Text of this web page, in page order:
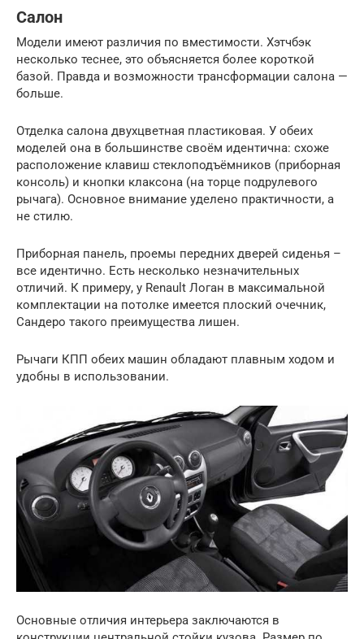
Салон
Модели имеют различия по вместимости. Хэтчбэк
несколько теснее, это объясняется более короткой
базой. Правда и возможности трансформации салона —
больше.
Отделка салона двухцветная пластиковая. У обеих
моделей она в большинстве своём идентична: схоже
расположение клавиш стеклоподъёмников (приборная
консоль) и кнопки клаксона (на торце подрулевого
рычага). Основное внимание уделено практичности, а
не стилю.
Приборная панель, проемы передних дверей сиденья –
все идентично. Есть несколько незначительных
отличий. К примеру, у Renault Логан в максимальной
комплектации на потолке имеется плоский очечник,
Сандеро такого преимущества лишен.
Рычаги КПП обеих машин обладают плавным ходом и
удобны в использовании.
Основные отличия интерьера заключаются в